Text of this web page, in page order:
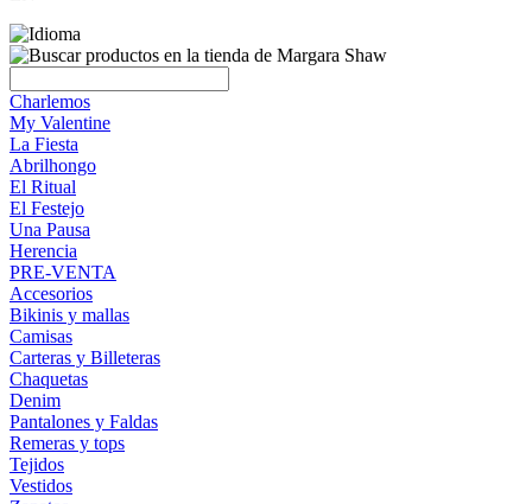
Charlemos
My Valentine
La Fiesta
Abrilhongo
El Ritual
El Festejo
Una Pausa
Herencia
PRE-VENTA
Accesorios
Bikinis y mallas
Camisas
Carteras y Billeteras
Chaquetas
Denim
Pantalones y Faldas
Remeras y tops
Tejidos
Vestidos